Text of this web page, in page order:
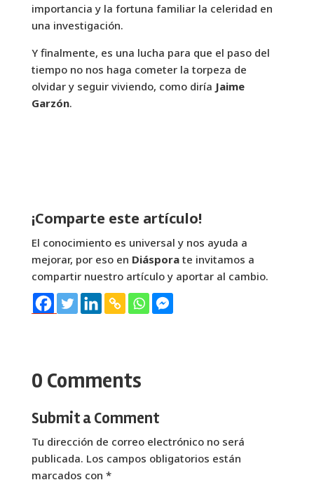
importancia y la fortuna familiar la celeridad en
una investigación.
Y finalmente, es una lucha para que el paso del
tiempo no nos haga cometer la torpeza de
olvidar y seguir viviendo, como diría Jaime
Garzón.
¡Comparte este artículo!
El conocimiento es universal y nos ayuda a
mejorar, por eso en Diásporate invitamos a
compartir nuestro artículo y aportar al cambio.
0 Comments
Submit a Comment
Tu dirección de correo electrónico no será
publicada. Los campos obligatorios están
marcados con *